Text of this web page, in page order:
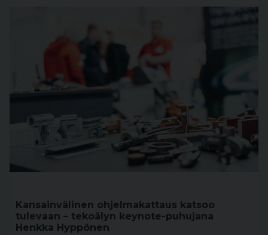
Kansainvälinen ohjelmakattaus katsoo
tulevaan – tekoälyn keynote-puhujana
Henkka Hyppönen